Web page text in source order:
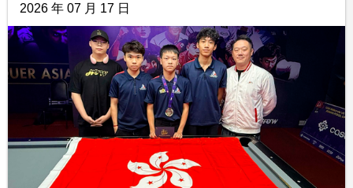
2026 年 07 月 17 日